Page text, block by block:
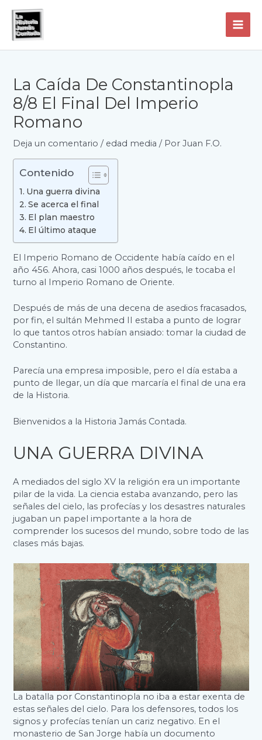
contenido
La Caída De Constantinopla
8/8 El Final Del Imperio
Romano
Deja un comentario / edad media / PorJuan F.O.
Contenido
Una guerra divina
Se acerca el final
El plan maestro
El último ataque
El Imperio Romano de Occidente había caído en el
año 456. Ahora, casi 1000 años después, le tocaba el
turno al Imperio Romano de Oriente.
Después de más de una decena de asedios fracasados,
por fin, el sultán Mehmed II estaba a punto de lograr
lo que tantos otros habían ansiado: tomar la ciudad de
Constantino.
Parecía una empresa imposible, pero el día estaba a
punto de llegar, un día que marcaría el final de una era
de la Historia.
Bienvenidos a la Historia Jamás Contada.
UNA GUERRA DIVINA
A mediados del siglo XV la religión era un importante
pilar de la vida. La ciencia estaba avanzando, pero las
señales del cielo, las profecías y los desastres naturales
jugaban un papel importante a la hora de
comprender los sucesos del mundo, sobre todo de las
clases más bajas.
La batalla por Constantinopla no iba a estar exenta de
estas señales del cielo. Para los defensores, todos los
signos y profecías tenían un cariz negativo. En el
monasterio de San Jorge había un documento